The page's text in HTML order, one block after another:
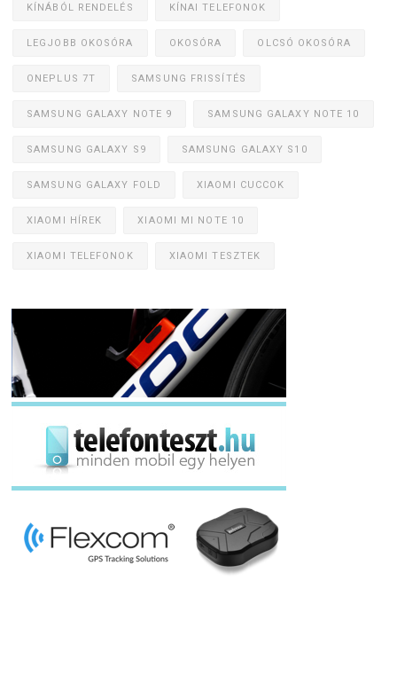
KÍNÁBÓL RENDELÉS KÍNAI TELEFONOK
LEGJOBB OKOSÓRA OKOSÓRA OLCSÓ OKOSÓRA
ONEPLUS 7T SAMSUNG FRISSÍTÉS
SAMSUNG GALAXY NOTE 9 SAMSUNG GALAXY NOTE 10
SAMSUNG GALAXY S9 SAMSUNG GALAXY S10
SAMSUNG GALAXY FOLD XIAOMI CUCCOK
XIAOMI HÍREK XIAOMI MI NOTE 10
XIAOMI TELEFONOK XIAOMI TESZTEK